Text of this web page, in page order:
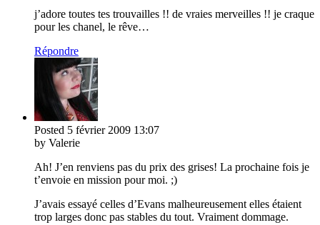
j’adore toutes tes trouvailles !! de vraies merveilles !! je craque
pour les chanel, le rêve…
Répondre
Posted 5 février 2009 13:07
by Valerie
Ah! J’en renviens pas du prix des grises! La prochaine fois je
t’envoie en mission pour moi. ;)
J’avais essayé celles d’Evans malheureusement elles étaient
trop larges donc pas stables du tout. Vraiment dommage.